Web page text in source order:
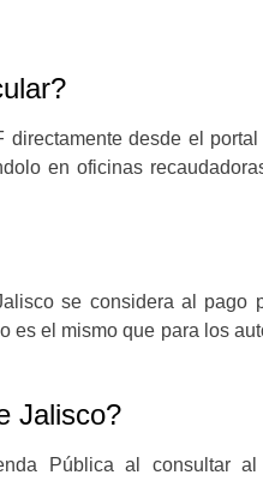
desde el
en oficinas
se considera al pago
el mismo que para los
Jalisco?
Pública al consultar al